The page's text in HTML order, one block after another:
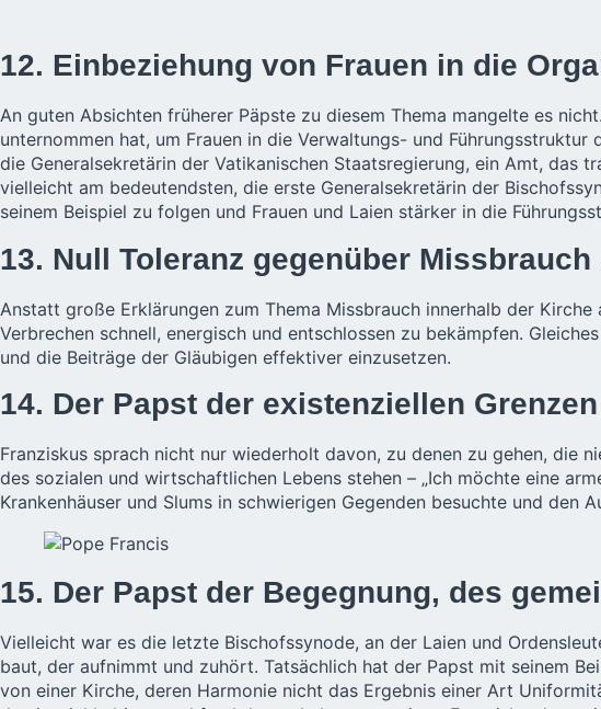
12. Einbeziehung von Frauen in die
An guten Absichten früherer Päpste zu diesem Thema mangelte es
unternommen hat, um Frauen in die Verwaltungs- und
die Generalsekretärin der Vatikanischen Staatsregierung, ein Amt, das
vielleicht am bedeutendsten, die erste Generalsekretärin der
seinem Beispiel zu folgen und Frauen und Laien stärker in die
13. Null Toleranz gegenüber
Anstatt große Erklärungen zum Thema Missbrauch innerhalb der
Verbrechen schnell, energisch und entschlossen zu bekämpfen.
und die Beiträge der Gläubigen effektiver einzusetzen.
14. Der Papst der existenziellen Grenzen
Franziskus sprach nicht nur wiederholt davon, zu denen zu gehen, die
des sozialen und wirtschaftlichen Lebens stehen – „Ich möchte eine
Krankenhäuser und Slums in schwierigen Gegenden besuchte und den
15. Der Papst der Begegnung, des
Vielleicht war es die letzte Bischofssynode, an der Laien und
baut, der aufnimmt und zuhört. Tatsächlich hat der Papst mit seinem
von einer Kirche, deren Harmonie nicht das Ergebnis einer Art